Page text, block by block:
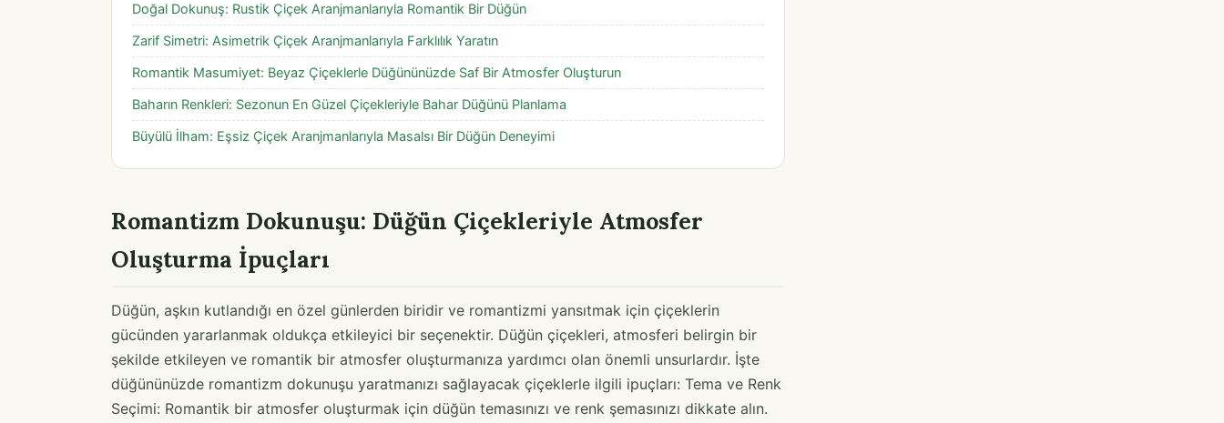
Doğal Dokunuş: Rustik Çiçek Aranjmanlarıyla Romantik Bir Düğün
Zarif Simetri: Asimetrik Çiçek Aranjmanlarıyla Farklılık Yaratın
Romantik Masumiyet: Beyaz Çiçeklerle Düğününüzde Saf Bir Atmosfer Oluşturun
Baharın Renkleri: Sezonun En Güzel Çiçekleriyle Bahar Düğünü Planlama
Büyülü İlham: Eşsiz Çiçek Aranjmanlarıyla Masalsı Bir Düğün Deneyimi
Romantizm Dokunuşu: Düğün Çiçekleriyle Atmosfer
Oluşturma İpuçları
Düğün, aşkın kutlandığı en özel günlerden biridir ve romantizmi yansıtmak için çiçeklerin
gücünden yararlanmak oldukça etkileyici bir seçenektir. Düğün çiçekleri, atmosferi belirgin bir
şekilde etkileyen ve romantik bir atmosfer oluşturmanıza yardımcı olan önemli unsurlardır. İşte
düğününüzde romantizm dokunuşu yaratmanızı sağlayacak çiçeklerle ilgili ipuçları: Tema ve Renk
Seçimi: Romantik bir atmosfer oluşturmak için düğün temasınızı ve renk şemasınızı dikkate alın.